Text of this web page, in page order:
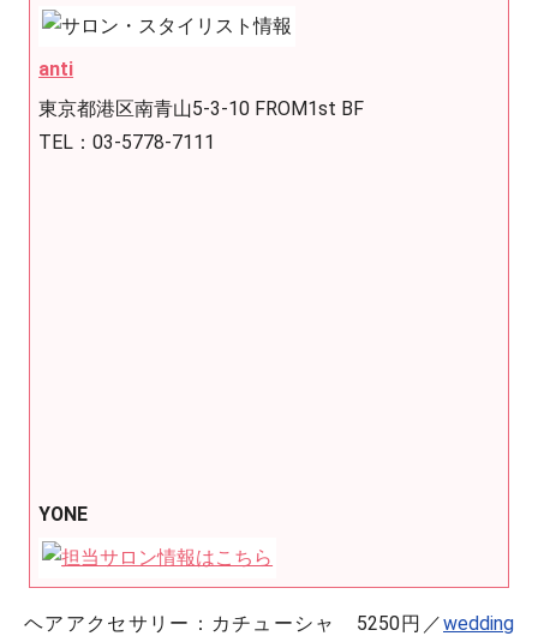
anti
東京都港区南青山5-3-10 FROM1st BF
TEL：03-5778-7111
YONE
ヘアアクセサリー：カチューシャ 5250円／wedding